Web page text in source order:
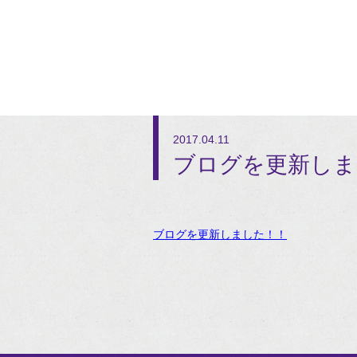
2017.04.11
ブログを更新し
ブログを更新しました！！